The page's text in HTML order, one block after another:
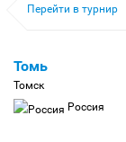
Перейти в турнир
Томь
Томск
Россия